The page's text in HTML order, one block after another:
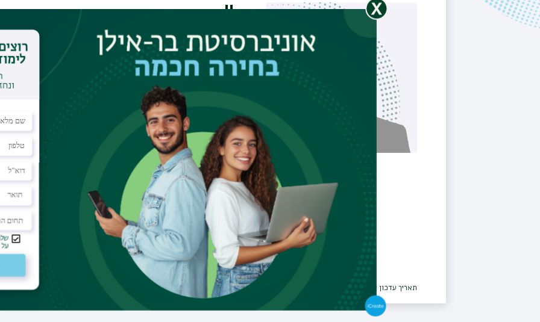
ד"ר דוד איסקוב
מדריך קליני
דוא"ל davidis@clalit.org.il
דוא"ל בר-אילן david.issakov@biu.ac.il
תחום הוראה
נשים
מרפאה
שירותי בריאות כללית, מחוז חיפה וגליל מערבי
תאריך עדכון אחרון : 20/04/2026